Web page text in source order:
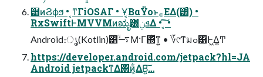
๻ͷϨϕϧ • ͔ͳΓiOSΑΓ • Ұ͔ΒαΫοͱ࡞ΕΔ(͸ͣ) •
RxSwiftͰMVVMͷಋೖ͸ܦݧ͋Δ • ͔͠͠ •
Android։ൃ(Kotlin)͸࠷ۙ͋Μ·Γ΍ͬͯͳ͍ • ؆୯ͳมߋ͸Ͱ͖Δ͚Ͳ
https://developer.android.com/jetpack?hl=JA
Android jetpackͳΔ΋ͷ͕͋ΔΒ͍͠…